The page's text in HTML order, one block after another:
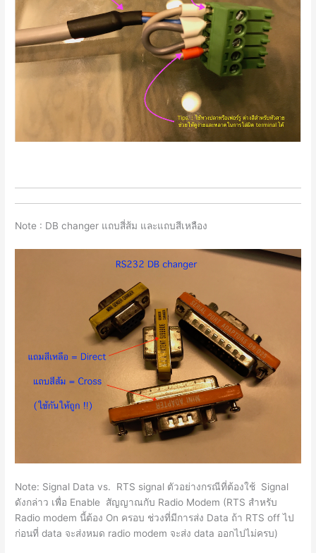
Note : DB changer แถบสี่ส้ม และแถบสีเหลือง
Note: Signal Data vs. RTS signal ตัวอย่างกรณีที่ต้องใช้ Signal
ดังกล่าว เพื่อ Enable สัญญาณกับ Radio Modem (RTS สำหรับ
Radio modem นี้ต้อง On ครอบ ช่วงที่มีการส่ง Data ถ้า RTS off ไป
ก่อนที่ data จะส่งหมด radio modem จะส่ง data ออกไปไม่ครบ)